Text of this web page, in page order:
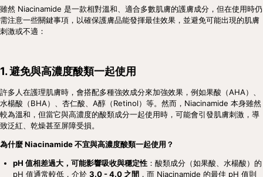
雖然 Niacinamide 是一款相對溫和、適合多數肌膚的護膚成分，但在使用時仍
需注意一些關鍵事項，以確保護膚品能發揮最佳效果，並避免可能出現的肌膚
刺激或不適：
1. 避免與高濃度酸類一起使用
許多人在護理肌膚時，會搭配多種強效成分來加強效果，例如果酸（AHA）、
水楊酸（BHA）、杏仁酸、A醇（Retinol）等。然而，Niacinamide 本身雖然
較為溫和，但當它與高濃度的酸類成分一起使用時，可能會引發肌膚刺激，導
致泛紅、乾燥甚至屏障受損。
為什麼 Niacinamide 不宜與高濃度酸類一起使用？
pH 值相差過大，可能影響吸收與穩定性 ：酸類成分（如果酸、水楊酸）的
pH 值通常較低，介於 3.0 - 4.0 之間 ，而 Niacinamide 的最佳 pH 值則